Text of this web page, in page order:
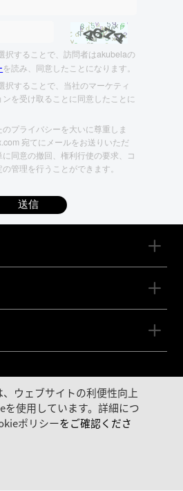
、ウェブサイトの利便性向上
を使用しています。詳細につ
ポリシーをご確認くださ
択することで、訪問者はakubelaの
を読み、同意したことになります。
することで、当社のマーケティ
を受け取ることに同意したことに
プライバシーを大いに尊重しま
宛てにメールをお送りいただ
同意の撤回、権利行使の要求、コ
管理を行うことができます。
送信
+86-592-2133061 Ext:7526 OR